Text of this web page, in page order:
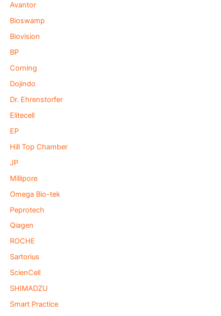
Avantor
Bioswamp
Biovision
BP
Corning
Dojindo
Dr. Ehrenstorfer
Elitecell
EP
Hill Top Chamber
JP
Millipore
Omega Bio-tek
Peprotech
Qiagen
ROCHE
Sartorius
ScienCell
SHIMADZU
Smart Practice